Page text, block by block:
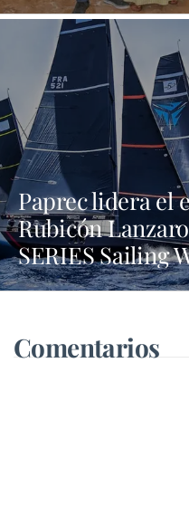
Paprec lidera el
Rubicón
SERIES Sailing
Comentarios